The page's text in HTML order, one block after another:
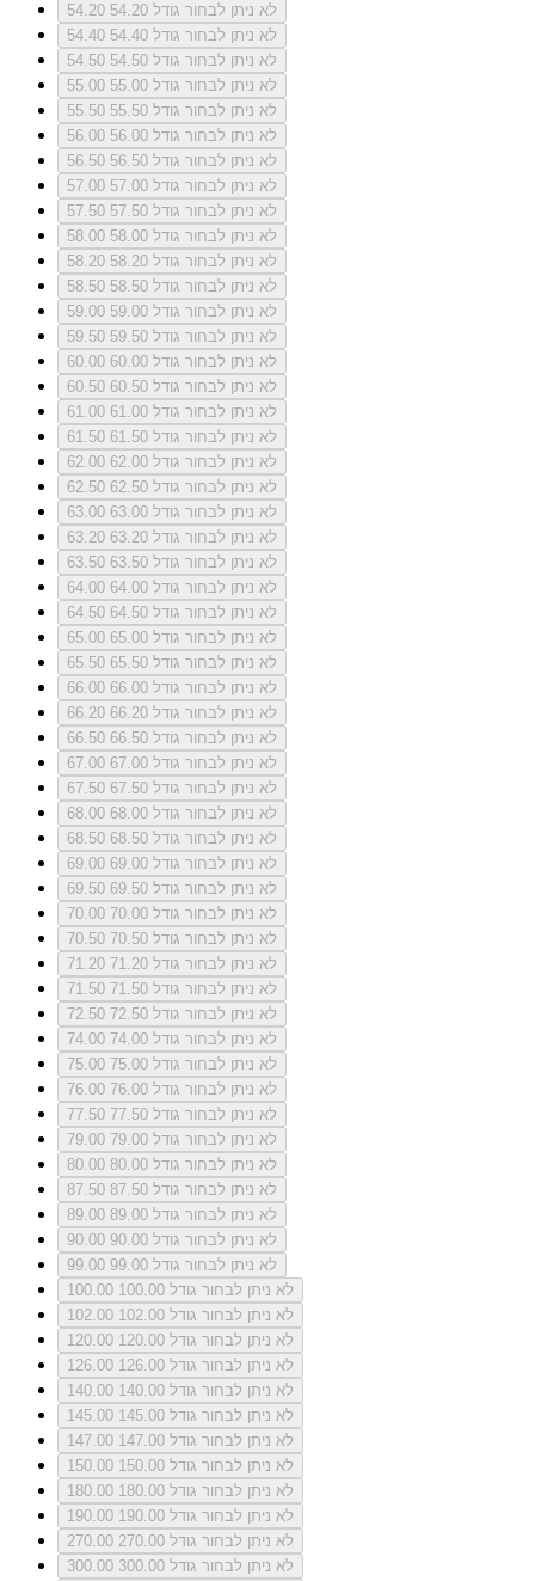
54.20
לא ניתן לבחור גודל 54.20
54.40
לא ניתן לבחור גודל 54.40
54.50
לא ניתן לבחור גודל 54.50
55.00
לא ניתן לבחור גודל 55.00
55.50
לא ניתן לבחור גודל 55.50
56.00
לא ניתן לבחור גודל 56.00
56.50
לא ניתן לבחור גודל 56.50
57.00
לא ניתן לבחור גודל 57.00
57.50
לא ניתן לבחור גודל 57.50
58.00
לא ניתן לבחור גודל 58.00
58.20
לא ניתן לבחור גודל 58.20
58.50
לא ניתן לבחור גודל 58.50
59.00
לא ניתן לבחור גודל 59.00
59.50
לא ניתן לבחור גודל 59.50
60.00
לא ניתן לבחור גודל 60.00
60.50
לא ניתן לבחור גודל 60.50
61.00
לא ניתן לבחור גודל 61.00
61.50
לא ניתן לבחור גודל 61.50
62.00
לא ניתן לבחור גודל 62.00
62.50
לא ניתן לבחור גודל 62.50
63.00
לא ניתן לבחור גודל 63.00
63.20
לא ניתן לבחור גודל 63.20
63.50
לא ניתן לבחור גודל 63.50
64.00
לא ניתן לבחור גודל 64.00
64.50
לא ניתן לבחור גודל 64.50
65.00
לא ניתן לבחור גודל 65.00
65.50
לא ניתן לבחור גודל 65.50
66.00
לא ניתן לבחור גודל 66.00
66.20
לא ניתן לבחור גודל 66.20
66.50
לא ניתן לבחור גודל 66.50
67.00
לא ניתן לבחור גודל 67.00
67.50
לא ניתן לבחור גודל 67.50
68.00
לא ניתן לבחור גודל 68.00
68.50
לא ניתן לבחור גודל 68.50
69.00
לא ניתן לבחור גודל 69.00
69.50
לא ניתן לבחור גודל 69.50
70.00
לא ניתן לבחור גודל 70.00
70.50
לא ניתן לבחור גודל 70.50
71.20
לא ניתן לבחור גודל 71.20
71.50
לא ניתן לבחור גודל 71.50
72.50
לא ניתן לבחור גודל 72.50
74.00
לא ניתן לבחור גודל 74.00
75.00
לא ניתן לבחור גודל 75.00
76.00
לא ניתן לבחור גודל 76.00
77.50
לא ניתן לבחור גודל 77.50
79.00
לא ניתן לבחור גודל 79.00
80.00
לא ניתן לבחור גודל 80.00
87.50
לא ניתן לבחור גודל 87.50
89.00
לא ניתן לבחור גודל 89.00
90.00
לא ניתן לבחור גודל 90.00
99.00
לא ניתן לבחור גודל 99.00
100.00
לא ניתן לבחור גודל 100.00
102.00
לא ניתן לבחור גודל 102.00
120.00
לא ניתן לבחור גודל 120.00
126.00
לא ניתן לבחור גודל 126.00
140.00
לא ניתן לבחור גודל 140.00
145.00
לא ניתן לבחור גודל 145.00
147.00
לא ניתן לבחור גודל 147.00
150.00
לא ניתן לבחור גודל 150.00
180.00
לא ניתן לבחור גודל 180.00
190.00
לא ניתן לבחור גודל 190.00
270.00
לא ניתן לבחור גודל 270.00
300.00
לא ניתן לבחור גודל 300.00